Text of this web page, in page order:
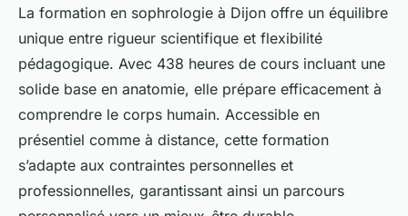
La formation en sophrologie à Dijon offre un équilibre
unique entre rigueur scientifique et flexibilité
pédagogique. Avec 438 heures de cours incluant une
solide base en anatomie, elle prépare efficacement à
comprendre le corps humain. Accessible en
présentiel comme à distance, cette formation
s’adapte aux contraintes personnelles et
professionnelles, garantissant ainsi un parcours